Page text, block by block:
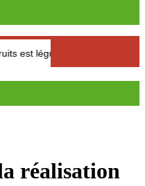
: Les producteurs des
réalisation